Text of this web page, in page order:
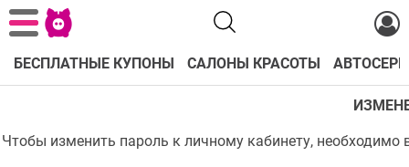
БЕСПЛАТНЫЕ КУПОНЫ САЛОНЫ КРАСОТЫ
Чтобы изменить пароль к личному кабинету,